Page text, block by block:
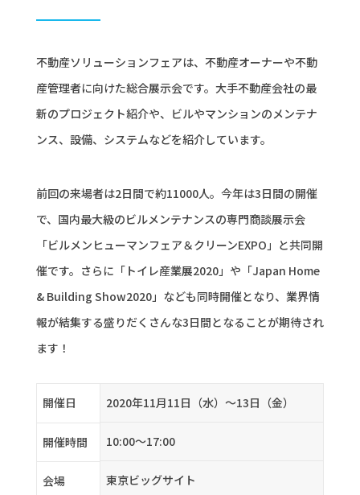
不動産ソリューションフェアは、不動産オーナーや不動
産管理者に向けた総合展示会です。大手不動産会社の最
新のプロジェクト紹介や、ビルやマンションのメンテナ
ンス、設備、システムなどを紹介しています。
前回の来場者は2日間で約11000人。今年は3日間の開催
で、国内最大級のビルメンテナンスの専門商談展示会
「ビルメンヒューマンフェア＆クリーンEXPO」と共同開
催です。さらに「トイレ産業展2020」や「Japan Home
& Building Show2020」なども同時開催となり、業界情
報が結集する盛りだくさんな3日間となることが期待され
ます！
開催日 2020年11月11日（水）～13日（金）
開催時間 10:00〜17:00
会場 東京ビッグサイト